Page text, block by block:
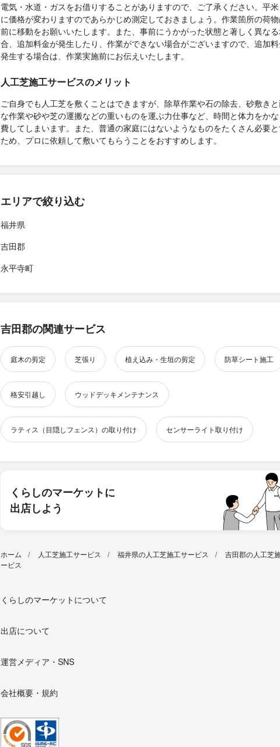
電気・水道・ガスをお借りすることがありますので、ご了承ください。平
に価格が変わりますのであらかじめ測定しておきましょう。作業箇所の荷
前に移動をお願いいたします。また、事前にうかがった状態と著しく異な
合、追加料金が発生したり、作業ができない場合がございますので、追加
発生する場合は、作業実施前にお伝えいたします。
人工芝施工サービスのメリット
ご自身でも人工芝を敷くことはできますが、除草作業や石の除去、砂敷き
な作業や砂や芝の運搬などの重いものを運ぶ力仕事など、時間と体力をか
費してしまいます。また、普通の家庭にはないようなものをたくさん必要
ため、プロに依頼して敷いてもらうことをおすすめします。
エリアで絞り込む
福井県
吉田郡
永平寺町
吉田郡の関連サービス
庭木の剪定 芝張り 植え込み・生垣の剪定 防草シート施工
格安引越し ウッドデッキメンテナンス
ラティス（目隠しフェンス）の取り付け センサーライト取り付け
くらしのマーケットに
出店しよう
ホーム 人工芝施工サービス 福井県の人工芝施工サービス
吉田郡の人工芝
ービス
くらしのマーケットについて
出店について
運営メディア・SNS
会社概要・規約